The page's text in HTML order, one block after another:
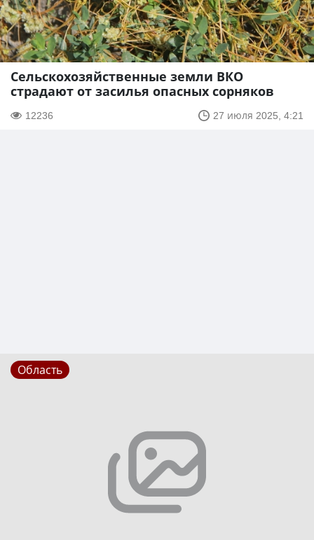
Сельскохозяйственные земли ВКО
страдают от засилья опасных сорняков
12236 27 июля 2025, 4:21
Область